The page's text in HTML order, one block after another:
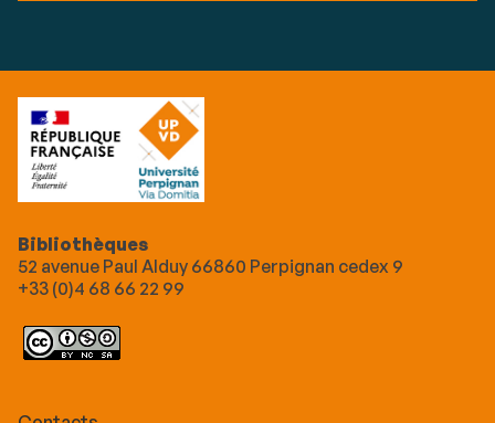
Bibliothèques
52 avenue Paul Alduy 66860 Perpignan cedex 9
+33 (0)4 68 66 22 99